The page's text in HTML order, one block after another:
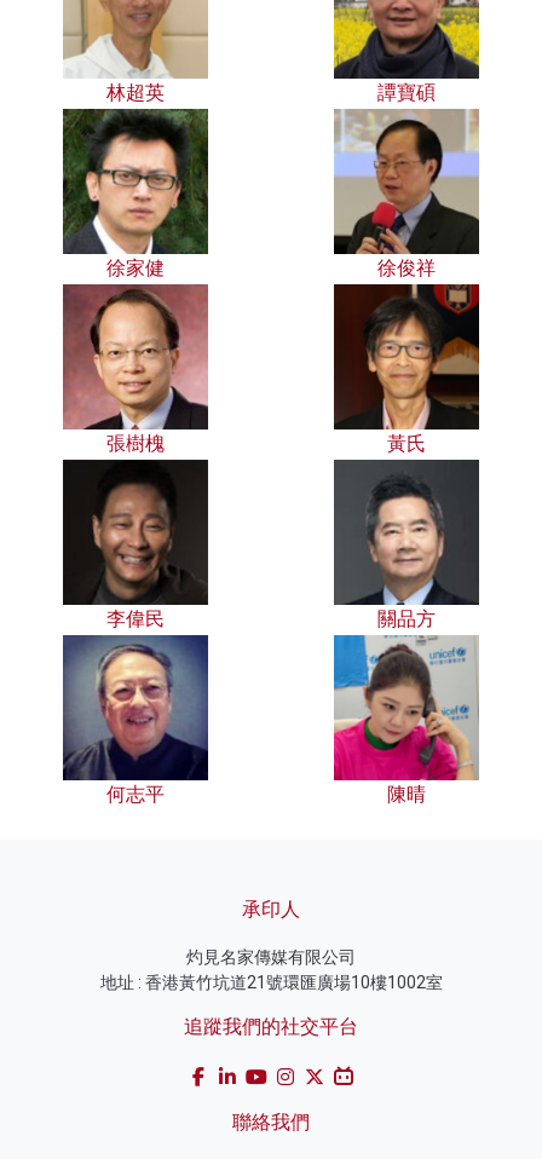
林超英 譚寶碩
徐家健 徐俊祥
張樹槐 黃氏
李偉民 關品方
何志平 陳晴
承印人
灼見名家傳媒有限公司
地址 : 香港黃竹坑道21號環匯廣場10樓1002室
追蹤我們的社交平台
聯絡我們